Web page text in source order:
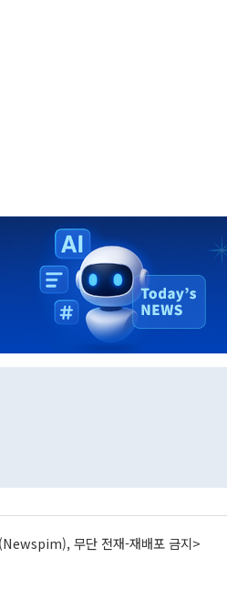
용산공원·그린벨트로 또 충
무단 전재-재배포 금지>